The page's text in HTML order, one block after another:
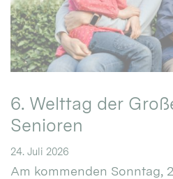
6. Welttag der
Senioren
24. Juli 2026
Am kommenden Sonntag,